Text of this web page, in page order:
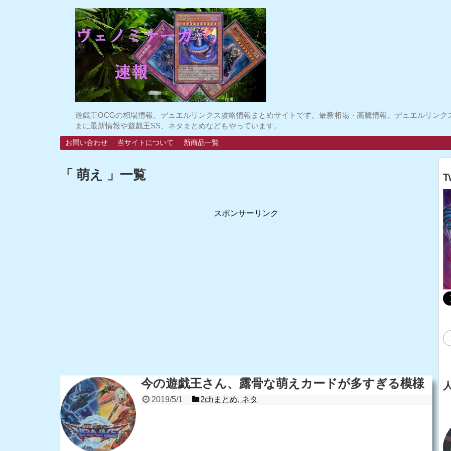
遊戯王OCGの相場情報、デュエルリンクス攻略情報まとめサイトです。最新相場・高騰情報、デュエルリン
まに最新情報や遊戯王SS、ネタまとめなどもやっています。
お問い合わせ 当サイトについて 新商品一覧
「 萌え 」一覧
スポンサーリンク
今の遊戯王さん、露骨な萌えカードが多すぎる模様
2019/5/1 2chまとめ, ネタ